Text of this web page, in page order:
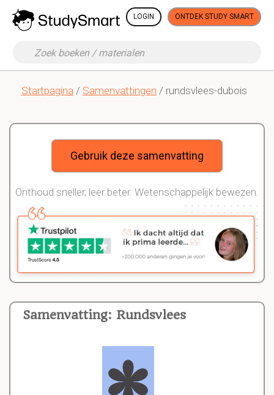
LOGIN ONTDEK STUDY SMART
Startpagina / Samenvattingen / rundsvlees-dubois
Samenvatting: Rundsvlees
Gebruik deze samenvatting
Onthoud sneller, leer beter. Wetenschappelijk bewezen.